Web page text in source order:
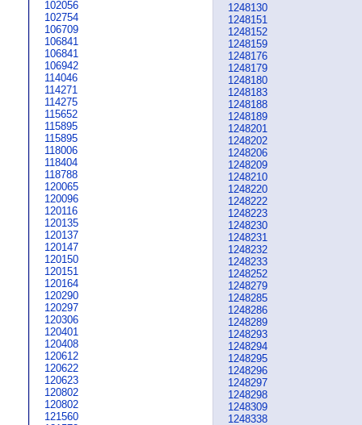
102056
102754
106709
106841
106841
106942
114046
114271
114275
115652
115895
115895
118006
118404
118788
120065
120096
120116
120135
120137
120147
120150
120151
120164
120290
120297
120306
120401
120408
120612
120622
120623
120802
120802
121560
1248130
1248151
1248152
1248159
1248176
1248179
1248180
1248183
1248188
1248189
1248201
1248202
1248206
1248209
1248210
1248220
1248222
1248223
1248230
1248231
1248232
1248233
1248252
1248279
1248285
1248286
1248289
1248293
1248294
1248295
1248296
1248297
1248298
1248309
1248338